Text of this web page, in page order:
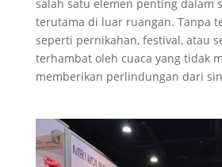
salah satu elemen penting dalam
terutama di luar ruangan. Tanpa
seperti pernikahan, festival, atau
terhambat oleh cuaca yang tidak
memberikan perlindungan dari